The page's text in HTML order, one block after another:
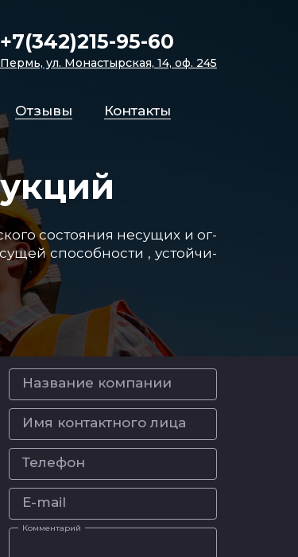
+7(342)215-95-60
Пермь, ул. Монастырская, 14, оф. 245
От­зы­вы Кон­так­ты
сос­то­яния не­су­щих и ог­
спо­соб­нос­ти , ус­той­чи­
Название компании
Имя контактного лица
Телефон
E-mail
Комментарий